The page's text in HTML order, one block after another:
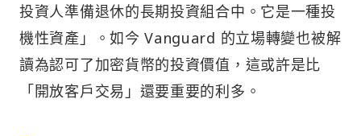
投資人準備退休的長期投資組合中。它是一種投
機性資產」。如今 Vanguard 的立場轉變也被解
讀為認可了加密貨幣的投資價值，這或許是比
「開放客戶交易」還要重要的利多。